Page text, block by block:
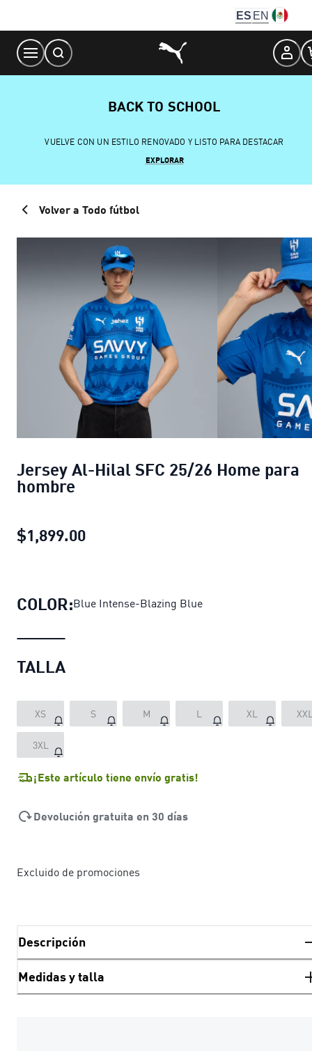
Content
ES EN
BACK TO SCHOOL
VUELVE CON UN ESTILO RENOVADO Y LISTO PARA DESTACAR
EXPLORAR
Volver a Todo fútbol
Jersey Al-Hilal SFC 25/26 Home para
hombre
$1,899.00
COLOR:Blue Intense-Blazing Blue
TALLA
XS S M L XL
3XL
¡Este artículo tiene envío gratis!
Devolución gratuita en 30 días
Excluido de promociones
Descripción
Medidas y talla